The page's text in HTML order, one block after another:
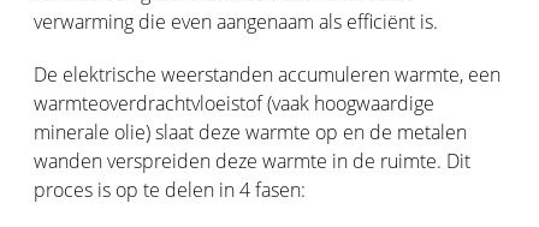
verwarming die even aangenaam als efficiënt is.
De elektrische weerstanden accumuleren warmte, een
warmteoverdrachtvloeistof (vaak hoogwaardige
minerale olie) slaat deze warmte op en de metalen
wanden verspreiden deze warmte in de ruimte. Dit
proces is op te delen in 4 fasen: